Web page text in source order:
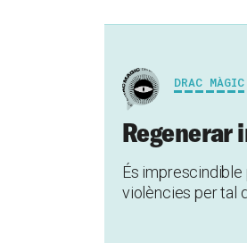
DRAC MÀGIC
Regenerar
És
violències per tal